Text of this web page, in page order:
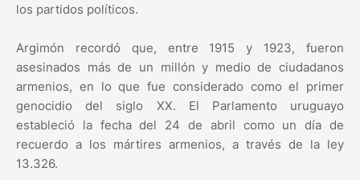
los partidos políticos.
Argimón recordó que, entre 1915 y 1923, fueron
asesinados más de un millón y medio de ciudadanos
armenios, en lo que fue considerado como el primer
genocidio del siglo XX. El Parlamento uruguayo
estableció la fecha del 24 de abril como un día de
recuerdo a los mártires armenios, a través de la ley
13.326.